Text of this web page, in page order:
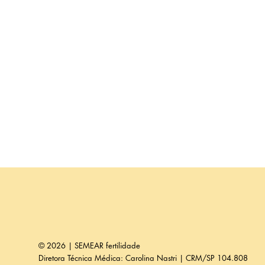
© 2026 | SEMEAR fertilidade
Diretora Técnica Médica: Carolina Nastri | CRM/SP 104.808